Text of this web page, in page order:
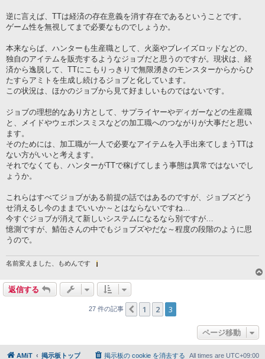
逆に言えば、TTは経済の存在意義を消す存在であるということです。
ゲーム性を無視してまで必要なものでしょうか。
本来ならば、ハンターも生産職として、火薬やブレイズロッドなどの、
独自のアイテムを販売するようなジョブだと思うのですが。現状は、経
済から逸脱して、TTにこもりっきりで無限湧きのモンスターからからひ
たすらアミトを生成し続けるジョブと化しています。
この状況は、ほかのジョブから見て好ましいものではないです。
ジョブの理想的なあり方として、サプライヤーやディガーなどの生産職
と、メイドやウェポンスミスなどの加工職へのつながりが大事だと思い
ます。
そのためには、加工職が一人で必要なアイテムを入手出来てしまうTTは
ない方がいいと考えます。
それでなくても、ハンターがTTで稼げてしまう事態は異常ではないでし
ょうか。
これらはすべてジョブがある前提の話ではあるのですが、ジョブズどう
せ消えるし今のままでいいか～とはならないですね…
今すぐジョブが消えて新しいシステムになるなら別ですが…
憶測ですが、鯖缶さんの中でもジョブズやだな～程度の段階のように思
うので。
名前変えました、もめんです
返信する
27 件の記事 １つ前へ
1 2 3
ページ移動
AMiT 掲示板トップ All times are UTC+09:00
掲示板の cookie を消去する